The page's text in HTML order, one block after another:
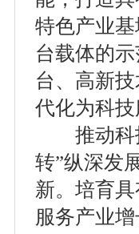
特色产业
台载体的
台、高新
代化为科
推动科技
转”纵深发
新。培育
服务产业